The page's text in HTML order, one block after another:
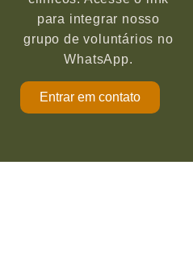
para integrar nosso
grupo de voluntários no
WhatsApp.
Entrar em contato